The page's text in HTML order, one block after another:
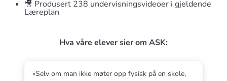
🎥 Produsert 238 undervisningsvideoer i gjeldende
Læreplan
Hva våre elever sier om ASK:
«Selv om man ikke møter opp fysisk på en skole,